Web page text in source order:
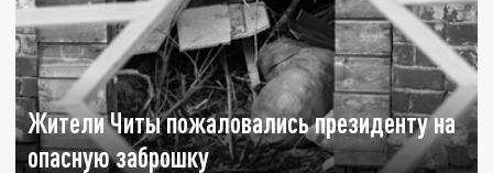
Жители Читы пожаловались президенту на
опасную заброшку